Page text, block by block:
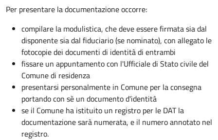
Per presentare la documentazione occorre:
compilare la modulistica, che deve essere firmata sia dal
disponente sia dal fiduciario (se nominato), con allegato le
fotocopie dei documenti di identità di entrambi
fissare un appuntamento con l'Ufficiale di Stato civile del
Comune di residenza
presentarsi personalmente in Comune per la consegna
portando con sè un documento d'identità
se il Comune ha istituito un registro per le DAT la
documentazione sarà numerata, e il numero annotato nel
registro.